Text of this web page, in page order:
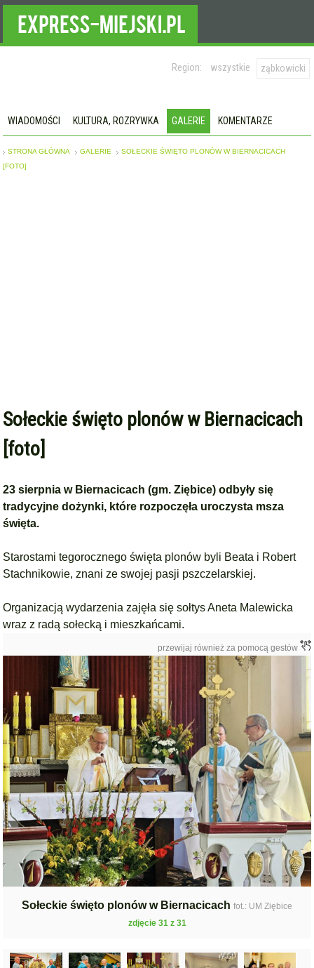
Region: wszystkie ząbkowicki
WIADOMOŚCI KULTURA, ROZRYWKA GALERIE KOMENTARZE
STRONA GŁÓWNA GALERIE
SOŁECKIE ŚWIĘTO PLONÓW W BIERNACICACH
[FOTO]
Sołeckie święto plonów w Biernacicach
[foto]
23 sierpnia w Biernacicach (gm. Ziębice) odbyły się
tradycyjne dożynki, które rozpoczęła uroczysta msza
święta.
Starostami tegorocznego święta plonów byli Beata i Robert
Stachnikowie, znani ze swojej pasji pszczelarskiej.
Organizacją wydarzenia zajęła się sołtys Aneta Malewicka
wraz z radą sołecką i mieszkańcami.
przewijaj również za pomocą gestów
Sołeckie święto plonów w Biernacicach fot.: UM Ziębice
zdjęcie 31 z 31